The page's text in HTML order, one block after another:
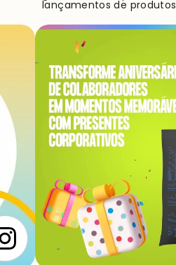
lançamentos de